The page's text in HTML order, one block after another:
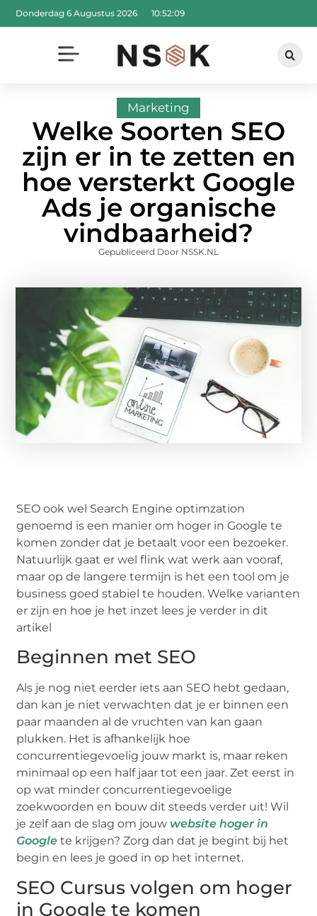
Donderdag 6 Augustus 2026 10:52:10
Marketing
Welke Soorten SEO
zijn er in te zetten en
hoe versterkt Google
Ads je organische
vindbaarheid?
Gepubliceerd Door NSSK.NL
SEO ook wel Search Engine optimzation
genoemd is een manier om hoger in Google te
komen zonder dat je betaalt voor een bezoeker.
Natuurlijk gaat er wel flink wat werk aan vooraf,
maar op de langere termijn is het een tool om je
business goed stabiel te houden. Welke varianten
er zijn en hoe je het inzet lees je verder in dit
artikel
Beginnen met SEO
Als je nog niet eerder iets aan SEO hebt gedaan,
dan kan je niet verwachten dat je er binnen een
paar maanden al de vruchten van kan gaan
plukken. Het is afhankelijk hoe
concurrentiegevoelig jouw markt is, maar reken
minimaal op een half jaar tot een jaar. Zet eerst in
op wat minder concurrentiegevoelige
zoekwoorden en bouw dit steeds verder uit! Wil
je zelf aan de slag om jouw website hoger in
Google te krijgen? Zorg dan dat je begint bij het
begin en lees je goed in op het internet.
SEO Cursus volgen om hoger
in Google te komen